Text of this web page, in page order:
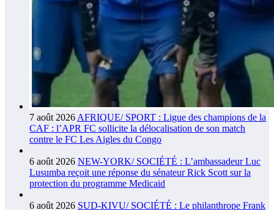
7 août 2026 AFRIQUE/ SPORT : Ligue des champions de la
CAF : l’APR FC sollicite la délocalisation de son match
contre le FC Les Aigles du Congo
6 août 2026 NEW-YORK/ SOCIÉTÉ : L’ambassadeur Luc
Lusumba reçoit une réponse du sénateur Rick Scott sur la
protection du programme Medicaid
6 août 2026 SUD-KIVU/ SOCIÉTÉ : Le philanthrope Frank